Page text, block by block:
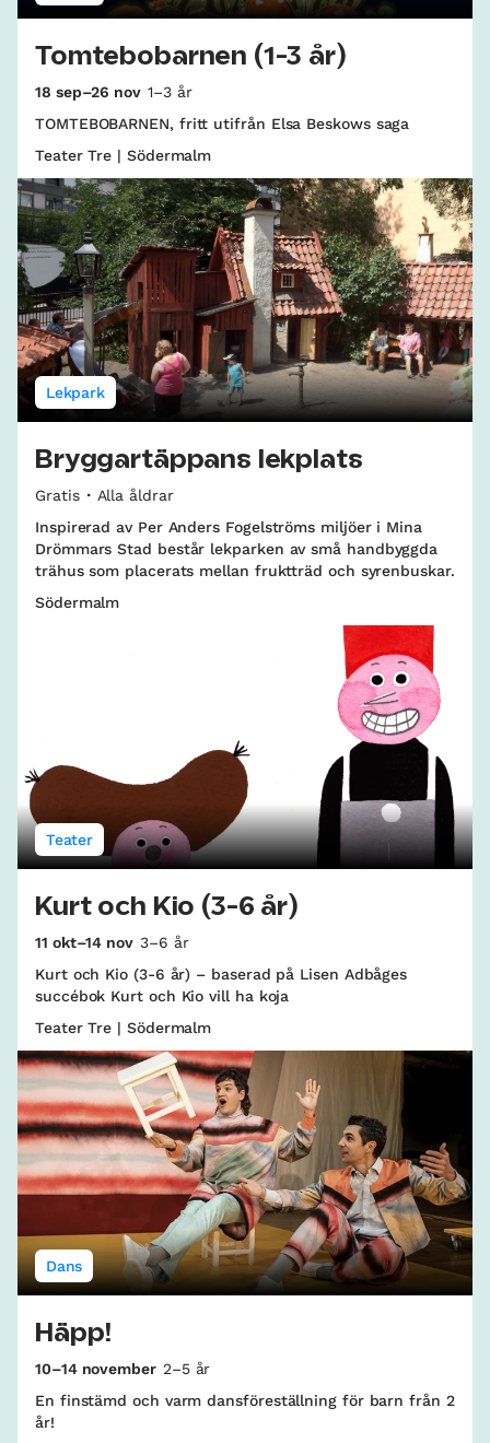
Tomtebobarnen (1-3 år)
18 sep–26 nov 1–3 år
TOMTEBOBARNEN, fritt utifrån Elsa Beskows saga
Teater Tre | Södermalm
Lekpark
Bryggartäppans lekplats
Gratis
Alla åldrar
Inspirerad av Per Anders Fogelströms miljöer i Mina
Drömmars Stad består lekparken av små handbyggda
trähus som placerats mellan fruktträd och syrenbuskar.
Södermalm
Teater
Kurt och Kio (3-6 år)
11 okt–14 nov 3–6 år
Kurt och Kio (3-6 år) – baserad på Lisen Adbåges
succébok Kurt och Kio vill ha koja
Teater Tre | Södermalm
Dans
Häpp!
10–14 november 2–5 år
En finstämd och varm dansföreställning för barn från 2
år!